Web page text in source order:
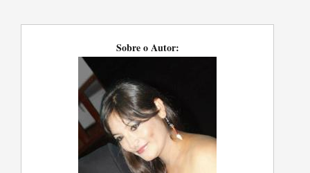
Sobre o Autor: